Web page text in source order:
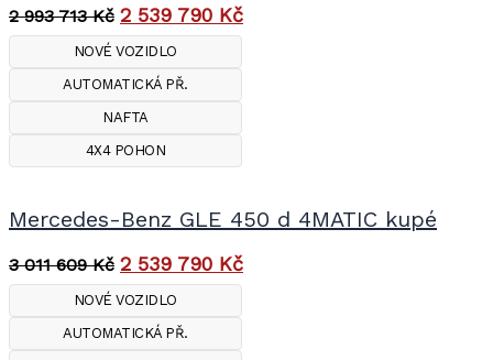
2 993 713Kč 2 539 790 Kč
NOVÉ VOZIDLO
AUTOMATICKÁ PŘ.
NAFTA
4X4 POHON
Mercedes-Benz GLE 450 d 4MATIC kupé
3 011 609Kč 2 539 790 Kč
NOVÉ VOZIDLO
AUTOMATICKÁ PŘ.